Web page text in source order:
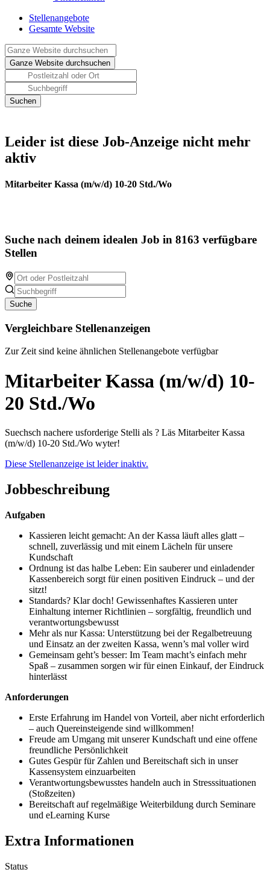
Stellenangebote
Gesamte Website
Leider ist diese Job-Anzeige nicht mehr
aktiv
Mitarbeiter Kassa (m/w/d) 10-20 Std./Wo
Suche nach deinem idealen Job in 8163 verfügbare
Stellen
Suche
Vergleichbare Stellenanzeigen
Zur Zeit sind keine ähnlichen Stellenangebote verfügbar
Mitarbeiter Kassa (m/w/d) 10-
20 Std./Wo
Suechsch nachere usforderige Stelli als ? Läs Mitarbeiter Kassa
(m/w/d) 10-20 Std./Wo wyter!
Diese Stellenanzeige ist leider inaktiv.
Jobbeschreibung
Aufgaben
Kassieren leicht gemacht: An der Kassa läuft alles glatt –
schnell, zuverlässig und mit einem Lächeln für unsere
Kundschaft
Ordnung ist das halbe Leben: Ein sauberer und einladender
Kassenbereich sorgt für einen positiven Eindruck – und der
sitzt!
Standards? Klar doch! Gewissenhaftes Kassieren unter
Einhaltung interner Richtlinien – sorgfältig, freundlich und
verantwortungsbewusst
Mehr als nur Kassa: Unterstützung bei der Regalbetreuung
und Einsatz an der zweiten Kassa, wenn’s mal voller wird
Gemeinsam geht’s besser: Im Team macht’s einfach mehr
Spaß – zusammen sorgen wir für einen Einkauf, der Eindruck
hinterlässt
Anforderungen
Erste Erfahrung im Handel von Vorteil, aber nicht erforderlich
– auch Quereinsteigende sind willkommen!
Freude am Umgang mit unserer Kundschaft und eine offene
freundliche Persönlichkeit
Gutes Gespür für Zahlen und Bereitschaft sich in unser
Kassensystem einzuarbeiten
Verantwortungsbewusstes handeln auch in Stresssituationen
(Stoßzeiten)
Bereitschaft auf regelmäßige Weiterbildung durch Seminare
und eLearning Kurse
Extra Informationen
Status